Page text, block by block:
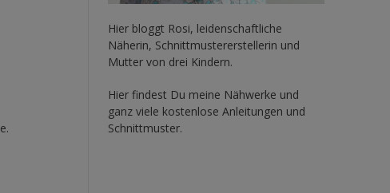
Hier bloggt Rosi, leidenschaftliche
Näherin, Schnittmustererstellerin und
Mutter von drei Kindern.
Hier findest Du meine Nähwerke und
ganz viele kostenlose Anleitungen und
Schnittmuster.